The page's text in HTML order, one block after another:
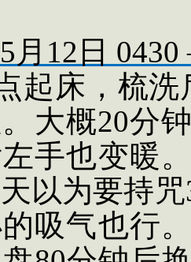
5 月 12 日 0430
起床，梳
大概20分
手也变暖
以为要持咒
吸气也行